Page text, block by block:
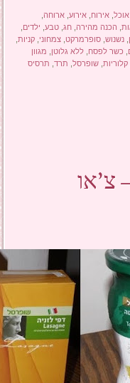
,אוכל ,אירוח ,אירוע ,ארוחה
הכנה מהירה ,חג ,טבע ילדים
,נשנוש ,סופרמרקט ,צמחוני ,קניות
כשר לפסח ,ללא גלוטן
מגוון
,קלוריות ,שופרסל תרד תרסיס
צ'או